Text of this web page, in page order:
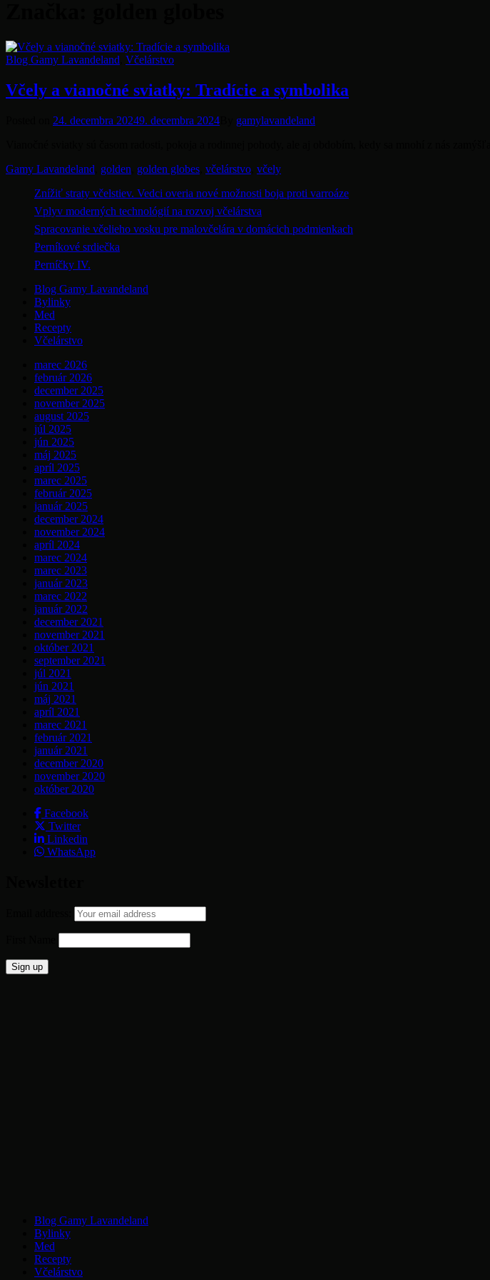
Categories
Blog Gamy Lavandeland Včelárstvo
Včely a vianočné sviatky: Tradície a symbolika
Posted
24. decembra 20249. decembra 2024
gamylavandeland
Tags
Gamy Lavandeland golden golden globes včelárstvo včely
Znížiť straty včelstiev. Vedci overia nové možnosti boja proti varroáze
Vplyv moderných technológií na rozvoj včelárstva
Spracovanie včelieho vosku pre malovčelára v domácich podmienkach
Perníkové srdiečka
Perníčky IV.
Blog Gamy Lavandeland
Bylinky
Med
Recepty
Včelárstvo
marec 2026
február 2026
december 2025
november 2025
august 2025
júl 2025
jún 2025
máj 2025
apríl 2025
marec 2025
február 2025
január 2025
december 2024
november 2024
apríl 2024
marec 2024
marec 2023
január 2023
marec 2022
január 2022
december 2021
november 2021
október 2021
september 2021
júl 2021
jún 2021
máj 2021
apríl 2021
marec 2021
február 2021
január 2021
december 2020
november 2020
október 2020
Facebook
Twitter
Linkedin
WhatsApp
Blog Gamy Lavandeland
Bylinky
Med
Recepty
Včelárstvo